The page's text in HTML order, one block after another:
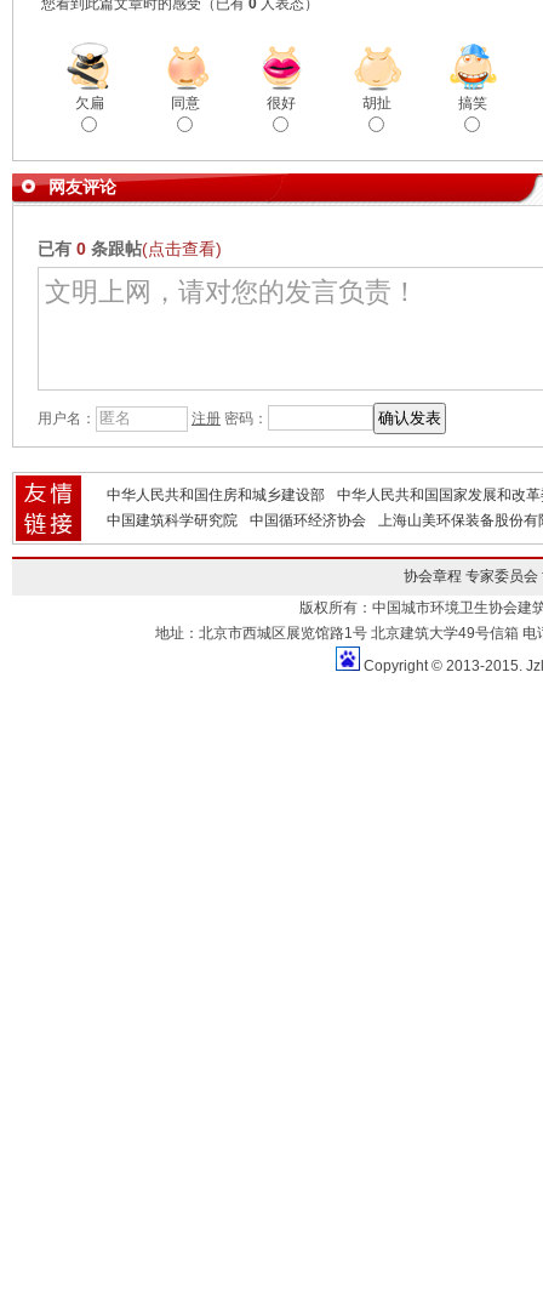
您看到此篇文章时的感受 （已有 0 人表态）
欠扁 同意 很好 胡扯 搞笑
网友评论
已有 0 条跟帖(点击查看)
用户名： 注册 密码：
中华人民共和国住房和城乡建设部
中华人民共和国国家发展和改
中国建筑科学研究院
中国循环经济协会 上海山美环保装备股份有
协会章程 专家委员会
版权所有：中国城市环境卫生协会建
地址：北京市西城区展览馆路1号 北京建筑大学49号信箱
Copyright © 2013-2015.